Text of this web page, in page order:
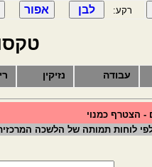
רקע:
עבודה נזיקין
- הצטרף כמנוי
לוחות תמותה של הלשכה